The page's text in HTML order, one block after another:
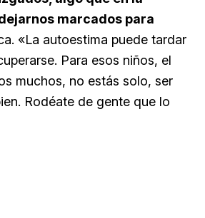
marcados para
«La autoestima puede tardar
Para esos niños, el
muchos, no estás solo, ser
Rodéate de gente que lo